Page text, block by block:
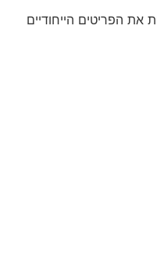
הפריטים הייחודיים